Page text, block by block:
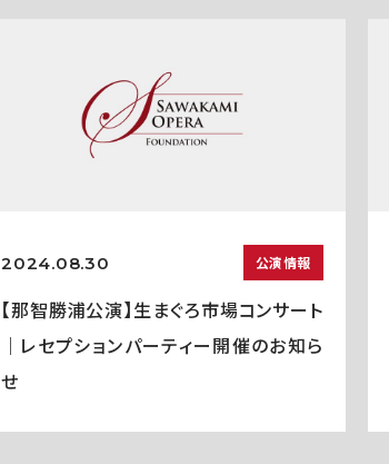
2024.08.30 公演情報
【那智勝浦公演】生まぐろ市場コンサート
｜レセプションパーティー開催のお知ら
せ